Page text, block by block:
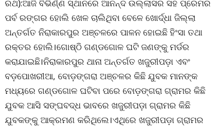
ରଥ):ଆଜି ବିଭିର୍ଣ୍ଣ ସ୍ଥାନରେ ଆନନ୍ଦ ଉଲ୍ଲାସର ସହ ପ୍ରେମର
ପର୍ବ ରଙ୍ଗର ହୋଲି ଖେଳ ଚାଲିଥିବା ବେଳେ ଖୋର୍ଦ୍ଧା ଜିଲ୍ଲା
ଅନ୍ତର୍ଗତ ନିରାକାରପୁର ଅଞ୍ଚଳରେ ପାଳନ ହୋଇଛି ହିଂସା ତଥା
ରକ୍ତର ହୋଲି।ଗୋଷ୍ଠି ଗଣ୍ଡଗୋଳ ଘଟି ଜଣଙ୍କୁ ମର୍ଡର
କରାଯାଇଛି।ନିରାକାରପୁର ଥାନା ଅନ୍ତର୍ଗତ ଖଜୁରୀପଡ଼ା ଏବଂ
ବଡ଼ପୋଖରୀଆ, ବୋଡ଼ଙ୍ଗରା ଅଞ୍ଚଳର କିଛି ଯୁବକ ମାନଙ୍କ
ମଧ୍ୟରେ ଗଣ୍ଡଗୋଳ ଘଟିବା ପରେ ବୋଡ଼ଙ୍ଗରା ଗ୍ରାମର କିଛି
ଯୁବକ ଆସି ସଙ୍ଘବଦ୍ଧ ଭାବରେ ଖଜୁରୀପଡ଼ା ଗ୍ରାମର କିଛି
ଯୁବକଙ୍କୁ ଆକ୍ରମଣ କରିଥିଲେ।ଏଥିରେ ଖଜୁରୀପଡ଼ା ଗ୍ରାମର